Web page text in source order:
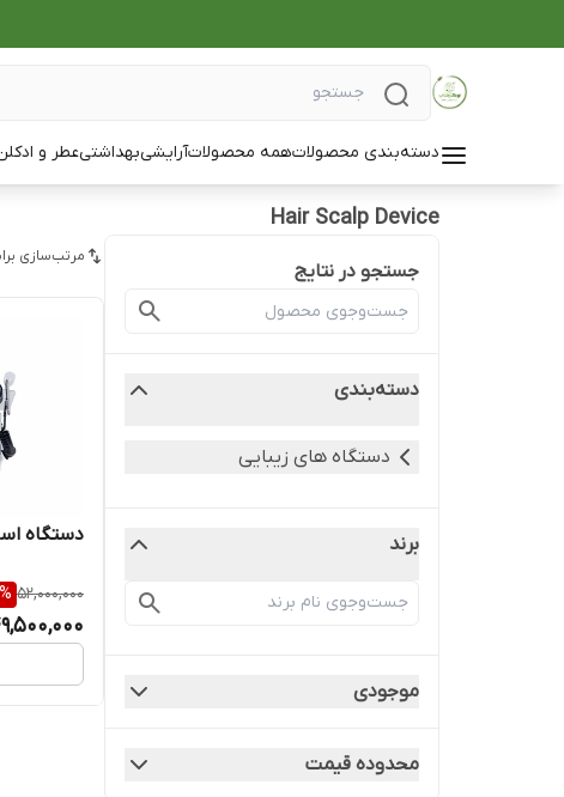
دسته‌بندی محصولاتهمه محصولاتآرایشیبهداشتیعطر و
Hair Scalp Device
جستجو در نتایج
دسته‌بندی
دستگاه های زیبایی
برند
موجودی
محدوده قیمت
مرتب‌سازی
دستگاه اسکالپ مو
52,000,000
%